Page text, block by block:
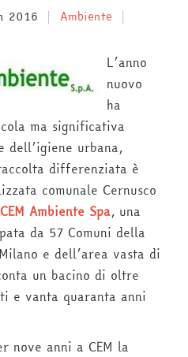
2016
Ambiente
L’anno
nuovo
ha
ma significativa
dell’igiene urbana,
differenziata è
comunale Cernusco
CEM Ambiente Spa, una
da 57 Comuni della
e dell’area vasta di
un bacino di oltre
e vanta quaranta anni
nove anni a CEM la